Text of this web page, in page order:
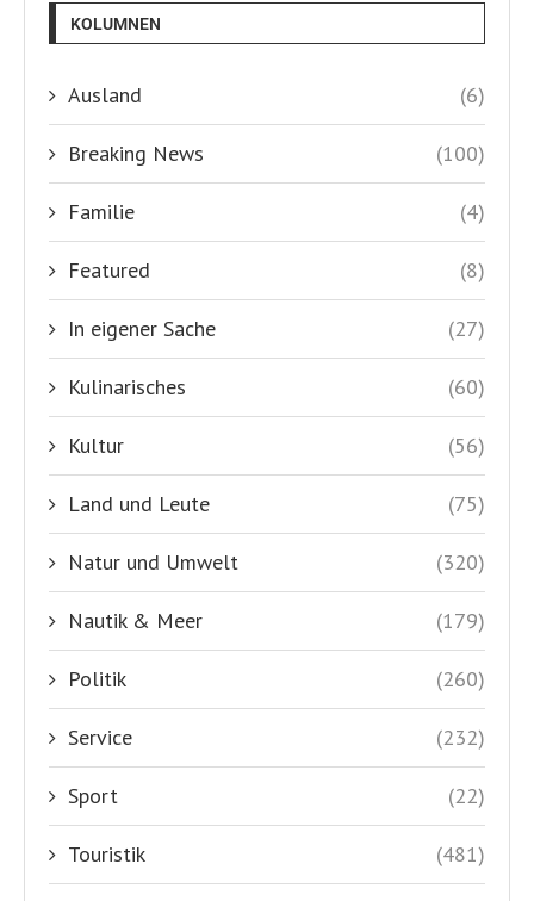
KOLUMNEN
Ausland (6)
Breaking News (100)
Familie (4)
Featured (8)
In eigener Sache (27)
Kulinarisches (60)
Kultur (56)
Land und Leute (75)
Natur und Umwelt (320)
Nautik & Meer (179)
Politik (260)
Service (232)
Sport (22)
Touristik (481)